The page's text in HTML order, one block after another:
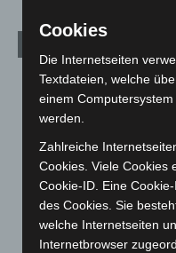
August 2026(12)
Mai 2026(99)
April 2026(99)
Februar 2026(109)
Cookies
Die Internetseiten
Textdateien, welche
einem
werden.
Zahlreiche
Cookies. Viele Cookies
Cookie-ID. Eine
des Cookies. Sie
welche Internetseiten
Internetbrowser